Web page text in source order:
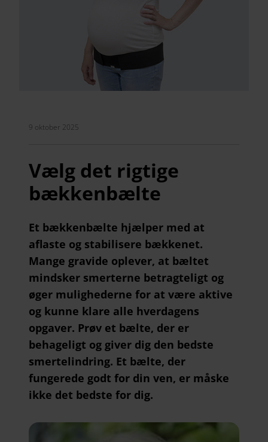
9 oktober 2025
Vælg det rigtige
bækkenbælte
Et bækkenbælte hjælper med at
aflaste og stabilisere bækkenet.
Mange gravide oplever, at bæltet
mindsker smerterne betragteligt og
øger mulighederne for at være aktive
og kunne klare alle hverdagens
opgaver. Prøv et bælte, der er
behageligt og giver dig den bedste
smertelindring. Et bælte, der
fungerede godt for din ven, er måske
ikke det bedste for dig.